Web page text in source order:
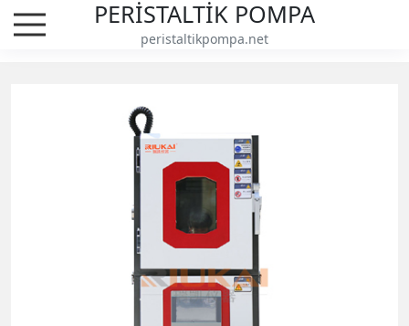
PERİSTALTİK POMPA
peristaltikpompa.net